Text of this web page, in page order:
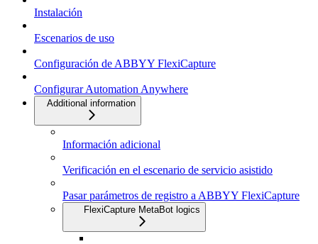
Instalación
Escenarios de uso
Configuración de ABBYY FlexiCapture
Configurar Automation Anywhere
Additional information
Información adicional
Verificación en el escenario de servicio asistido
Pasar parámetros de registro a ABBYY FlexiCapture
FlexiCapture MetaBot logics